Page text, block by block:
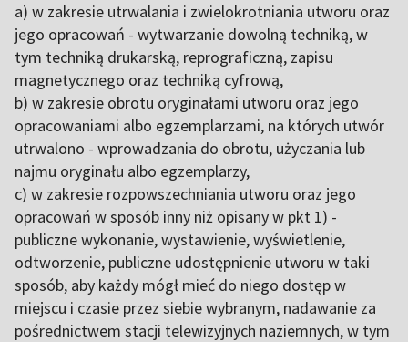
a) w zakresie utrwalania i zwielokrotniania utworu oraz
jego opracowań - wytwarzanie dowolną techniką, w
tym techniką drukarską, reprograficzną, zapisu
magnetycznego oraz techniką cyfrową,
b) w zakresie obrotu oryginałami utworu oraz jego
opracowaniami albo egzemplarzami, na których utwór
utrwalono - wprowadzania do obrotu, użyczania lub
najmu oryginału albo egzemplarzy,
c) w zakresie rozpowszechniania utworu oraz jego
opracowań w sposób inny niż opisany w pkt 1) -
publiczne wykonanie, wystawienie, wyświetlenie,
odtworzenie, publiczne udostępnienie utworu w taki
sposób, aby każdy mógł mieć do niego dostęp w
miejscu i czasie przez siebie wybranym, nadawanie za
pośrednictwem stacji telewizyjnych naziemnych, w tym